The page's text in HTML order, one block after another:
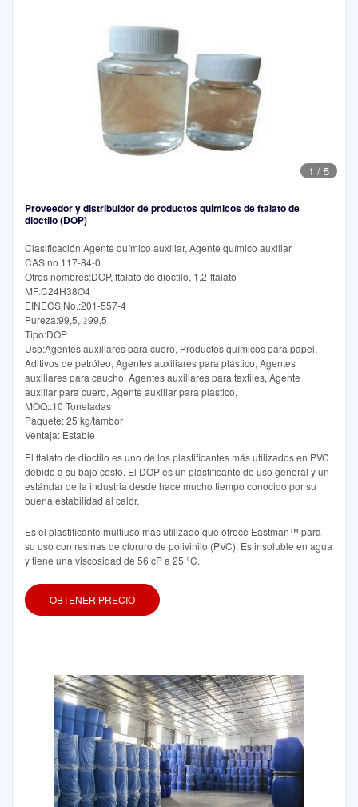
1 / 5
Proveedor y distribuidor de productos químicos de ftalato de
dioctilo (DOP)
Clasificación:Agente químico auxiliar, Agente químico auxiliar
CAS no 117-84-0
Otros nombres:DOP, ftalato de dioctilo, 1,2-ftalato
MF:C24H38O4
EINECS No.:201-557-4
Pureza:99,5, ≥99,5
Tipo:DOP
Uso:Agentes auxiliares para cuero, Productos químicos para papel,
Aditivos de petróleo, Agentes auxiliares para plástico, Agentes
auxiliares para caucho, Agentes auxiliares para textiles, Agente
auxiliar para cuero, Agente auxiliar para plástico,
MOQ::10 Toneladas
Paquete: 25 kg/tambor
Ventaja: Estable
El ftalato de dioctilo es uno de los plastificantes más utilizados en PVC
debido a su bajo costo. El DOP es un plastificante de uso general y un
estándar de la industria desde hace mucho tiempo conocido por su
buena estabilidad al calor.
Es el plastificante multiuso más utilizado que ofrece Eastman™ para
su uso con resinas de cloruro de polivinilo (PVC). Es insoluble en agua
y tiene una viscosidad de 56 cP a 25 °C.
OBTENER PRECIO